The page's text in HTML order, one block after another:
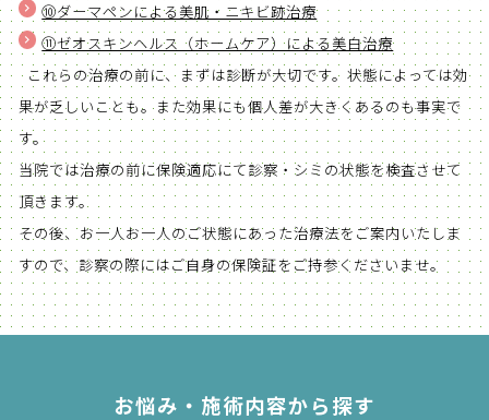
⑩ダーマペンによる美肌・ニキビ跡治療
⑪ゼオスキンヘルス（ホームケア）による美白治療
これらの治療の前に、まずは診断が大切です。状態によっては効
果が乏しいことも。また効果にも個人差が大きくあるのも事実で
す。
当院では治療の前に保険適応にて診察・シミの状態を検査させて
頂きます。
その後、お一人お一人のご状態にあった治療法をご案内いたしま
すので、診察の際にはご自身の保険証をご持参くださいませ。
お悩み・施術内容から探す